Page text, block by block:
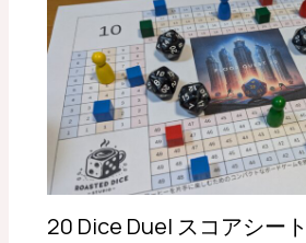
20 Dice Duel スコアシー